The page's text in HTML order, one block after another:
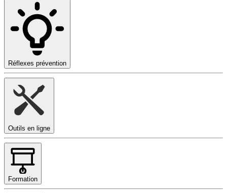
Réflexes prévention
Outils en ligne
Formation